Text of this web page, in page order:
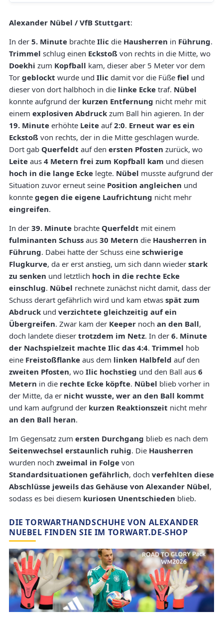
Alexander Nübel / VfB Stuttgart:
In der 5. Minute brachte Ilic die Hausherren in Führung.
Trimmel schlug einen Eckstoß von rechts in die Mitte, wo
Doekhi zum Kopfball kam, dieser aber 5 Meter vor dem
Tor geblockt wurde und Ilic damit vor die Füße fiel und
dieser von dort halbhoch in die linke Ecke traf. Nübel
konnte aufgrund der kurzen Entfernung nicht mehr mit
einem explosiven Abdruck zum Ball hin agieren. In der
19. Minute erhöhte Leite auf2:0. Erneut war es ein
Eckstoß von rechts, der in die Mitte geschlagen wurde.
Dort gab Querfeldt auf den ersten Pfosten zurück, wo
Leite aus 4 Metern frei zum Kopfball kam und diesen
hoch in die lange Ecke legte. Nübel musste aufgrund der
Situation zuvor erneut seine Position angleichen und
konnte gegen die eigene Laufrichtung nicht mehr
eingreifen.
In der 39. Minute brachte Querfeldt mit einem
fulminanten Schuss aus 30 Metern die Hausherren in
Führung. Dabei hatte der Schuss eine schwierige
Flugkurve, da er erst anstieg, um sich dann wieder stark
zu senken und letztlich hoch in die rechte Ecke
einschlug. Nübel rechnete zunächst nicht damit, dass der
Schuss derart gefährlich wird und kam etwas spät zum
Abdruck und verzichtete gleichzeitig auf ein
Übergreifen. Zwar kam der Keeper noch an den Ball,
doch landete dieser trotzdem im Netz. In der 6. Minute
der Nachspielzeit machte Ilic das 4:4. Trimmel hob
eine Freistoßflanke aus dem linken Halbfeld auf den
zweiten Pfosten, wo Ilic hochstieg und den Ball aus 6
Metern in die rechte Ecke köpfte. Nübel blieb vorher in
der Mitte, da er nicht wusste, wer an den Ball kommt
und kam aufgrund der kurzen Reaktionszeit nicht mehr
an den Ball heran.
Im Gegensatz zum ersten Durchgang blieb es nach dem
Seitenwechsel erstaunlich ruhig. Die Hausherren
wurden noch zweimal in Folge von
Standardsituationen gefährlich, doch verfehlten diese
Abschlüsse jeweils das Gehäuse von Alexander Nübel,
sodass es bei diesem kuriosen Unentschieden blieb.
DIE TORWARTHANDSCHUHE VON ALEXANDER
NUEBEL FINDEN SIE IM TORWART.DE-SHOP